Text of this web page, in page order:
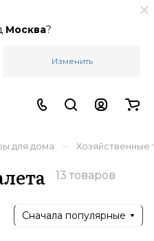
Москва?
Изменить
для дома – Хозяйственные
13 товаров
Сначала популярные